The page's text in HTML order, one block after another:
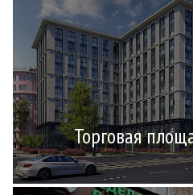
Торговая